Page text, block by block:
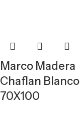
Marco Madera
Chaflan Blanco
70X100